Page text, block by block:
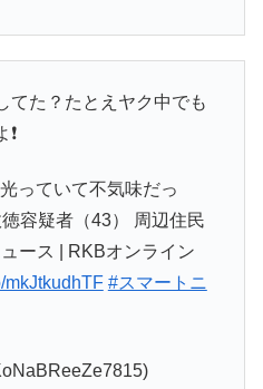
てた？たとえヤク中でも
っていて不気味だっ
容疑者（43） 周辺住民
ース | RKBオンライン
mkJtkudhTF #スマートニ